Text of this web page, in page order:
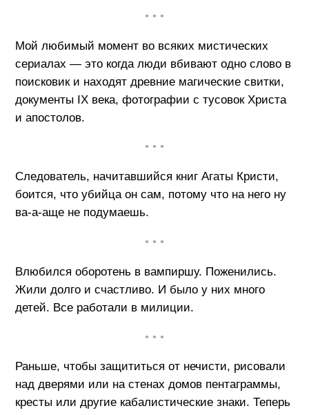
• • •
Мой любимый момент во всяких мистических
сериалах — это когда люди вбивают одно слово в
поисковик и находят древние магические свитки,
документы IX века, фотографии с тусовок Христа
и апостолов.
• • •
Следователь, начитавшийся книг Агаты Кристи,
боится, что убийца он сам, потому что на него ну
ва-а-аще не подумаешь.
• • •
Влюбился оборотень в вампиршу. Поженились.
Жили долго и счастливо. И было у них много
детей. Все работали в милиции.
• • •
Раньше, чтобы защититься от нечисти, рисовали
над дверями или на стенах домов пентаграммы,
кресты или другие кабалистические знаки. Теперь